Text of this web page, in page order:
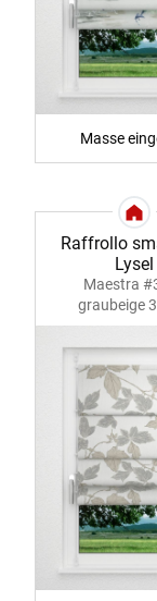
Masse
Raffrollo
Lysel
Maestra
graubeige